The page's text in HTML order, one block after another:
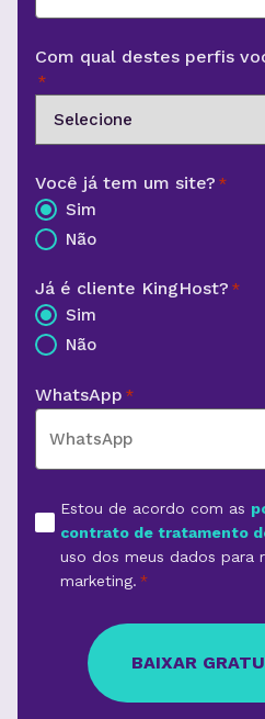
Com qual destes perfis
*
Você já tem um site? *
Sim
Não
Já é cliente KingHost? *
Sim
Não
WhatsApp *
Aceite
*
Estou de acordo com as
contrato de tratamento
uso dos meus dados para
marketing. *